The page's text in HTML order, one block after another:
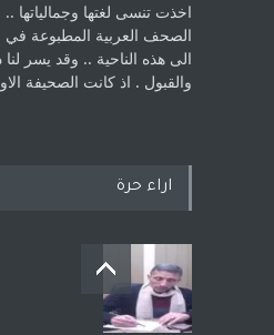
اخذت ‏تنسى لغتها وجمالياتها
الصحف العربية المطبوعة
الى هذه الناحية .. وقد يسر
والقبول . اذ كانت ‏الصحيفة
اراء حرة